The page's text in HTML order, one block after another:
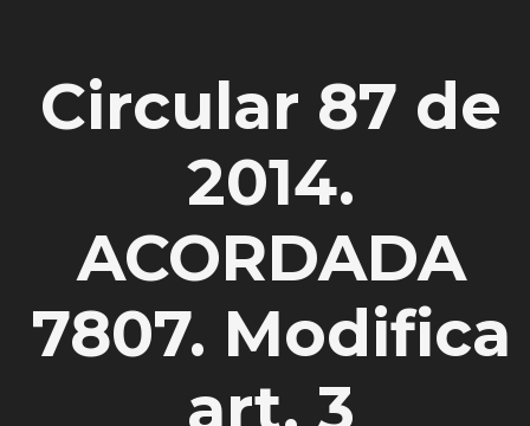
Circular 87 de
2014.
ACORDADA
7807. Modifica
art. 3